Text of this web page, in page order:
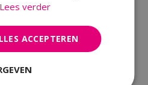
stijlvolle elegantie met het
een perfecte aanvulling voor
kussen, onderdeel van de
Lees verder
ACCEPTEREN